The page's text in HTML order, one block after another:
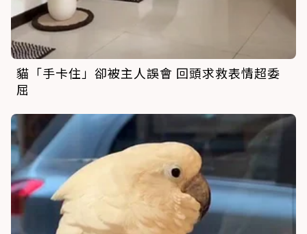
貓「手卡住」卻被主人誤會 回頭求救表情超委
屈